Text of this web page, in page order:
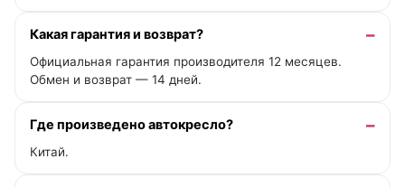
Какая гарантия и возврат?
Официальная гарантия производителя 12 месяцев.
Обмен и возврат — 14 дней.
Где произведено автокресло?
Китай.